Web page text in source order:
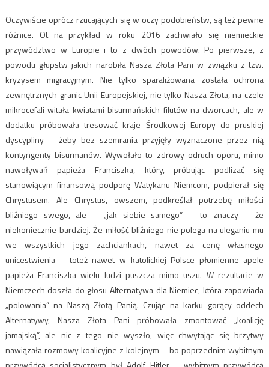
Oczywiście oprócz rzucających się w oczy podobieństw, są też pewne
różnice. Ot na przykład w roku 2016 zachwiało się niemieckie
przywództwo w Europie i to z dwóch powodów. Po pierwsze, z
powodu głupstw jakich narobiła Nasza Złota Pani w związku z tzw.
kryzysem migracyjnym. Nie tylko sparaliżowana została ochrona
zewnętrznych granic Unii Europejskiej, nie tylko Nasza Złota, na czele
mikrocefali witała kwiatami bisurmańskich filutów na dworcach, ale w
dodatku próbowała tresować kraje Środkowej Europy do pruskiej
dyscypliny – żeby bez szemrania przyjęły wyznaczone przez nią
kontyngenty bisurmanów. Wywołało to zdrowy odruch oporu, mimo
nawoływań papieża Franciszka, który, próbując podlizać się
stanowiącym finansową podporę Watykanu Niemcom, podpierał się
Chrystusem. Ale Chrystus, owszem, podkreślał potrzebę miłości
bliźniego swego, ale – „jak siebie samego” – to znaczy – że
niekoniecznie bardziej. Że miłość bliźniego nie polega na uleganiu mu
we wszystkich jego zachciankach, nawet za cenę własnego
unicestwienia – toteż nawet w katolickiej Polsce płomienne apele
papieża Franciszka wielu ludzi puszcza mimo uszu. W rezultacie w
Niemczech doszła do głosu Alternatywa dla Niemiec, która zapowiada
„polowania” na Naszą Złotą Panią. Czując na karku gorący oddech
Alternatywy, Nasza Złota Pani próbowała zmontować „koalicję
jamajską”, ale nic z tego nie wyszło, więc chwytając się brzytwy
nawiązała rozmowy koalicyjne z kolejnym – bo poprzednim wybitnym